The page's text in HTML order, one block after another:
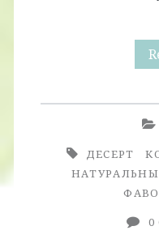
ДЕСЕРТ
0